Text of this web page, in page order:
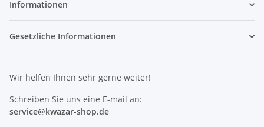
Informationen
Gesetzliche Informationen
Wir helfen Ihnen sehr gerne weiter!
Schreiben Sie uns eine E-mail an:
service@kwazar-shop.de